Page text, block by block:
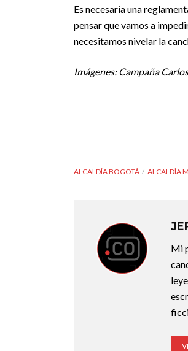
Es necesaria una
pensar que vamos a
necesitamos nivelar la
Imágenes: Campaña
ALCALDÍA BOGOTÁ ALCALDÍA
Mi